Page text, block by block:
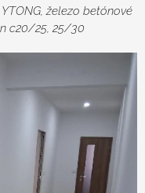
železo betónové
c20/25, 25/30